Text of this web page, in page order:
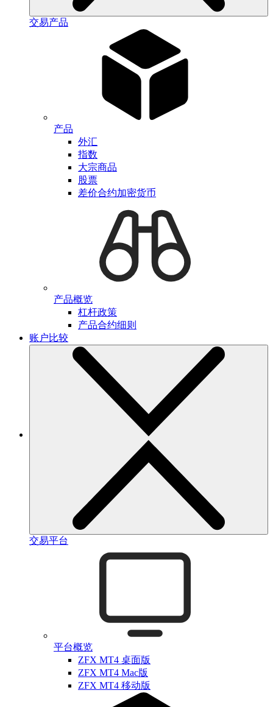
交易产品
产品
外汇
指数
大宗商品
股票
差价合约加密货币
产品概览
杠杆政策
产品合约细则
账户比较
交易平台
平台概览
ZFX MT4 桌面版
ZFX MT4 Mac版
ZFX MT4 移动版